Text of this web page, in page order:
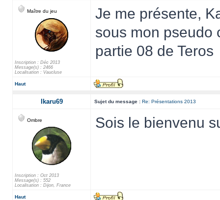
Maître du jeu
Inscription : Déc 2013
Message(s) : 2466
Localisation : Vaucluse
Je me présente,
sous mon pseudo
partie 08 de Teros
Haut
Ikaru69 Sujet du message : Re: Présentations 2013
Ombre
Inscription : Oct 2013
Message(s) : 552
Localisation : Dijon, France
Sois le bienvenu
Haut